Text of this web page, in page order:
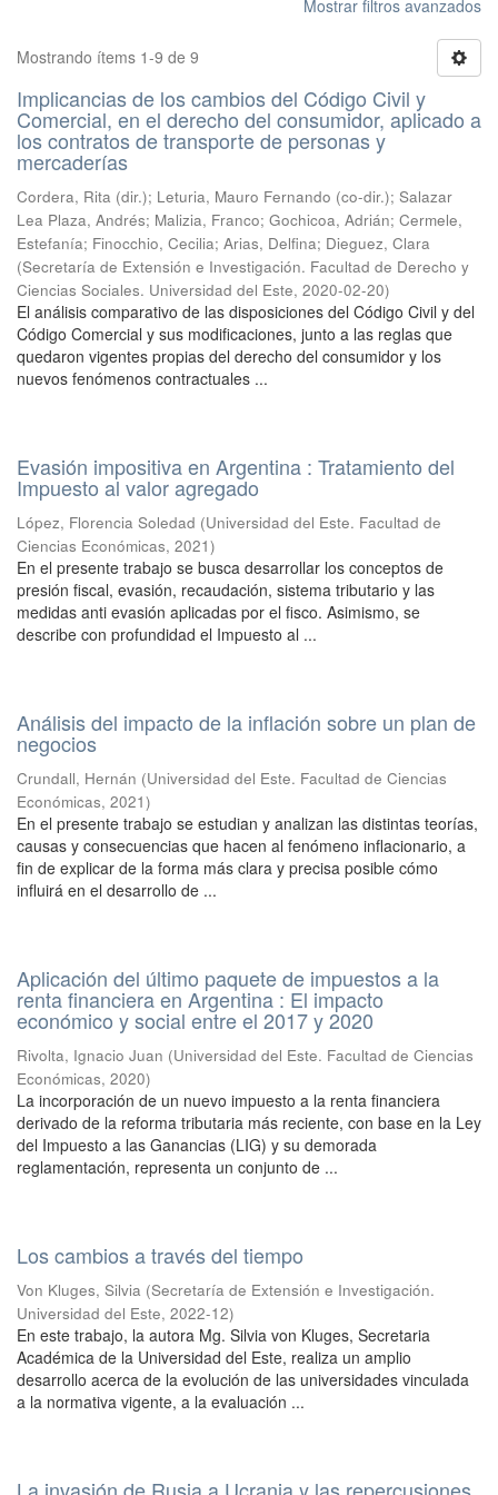
Mostrar filtros avanzados
Mostrando ítems 1-9 de 9
Implicancias de los cambios del Código Civil y
Comercial, en el derecho del consumidor, aplicado a
los contratos de transporte de personas y
mercaderías
Cordera, Rita (dir.); Leturia, Mauro Fernando (co-dir.); Salazar
Lea Plaza, Andrés; Malizia, Franco; Gochicoa, Adrián; Cermele,
Estefanía; Finocchio, Cecilia; Arias, Delfina; Dieguez, Clara
(Secretaría de Extensión e Investigación. Facultad de Derecho y
Ciencias Sociales. Universidad del Este, 2020-02-20)
El análisis comparativo de las disposiciones del Código Civil y del
Código Comercial y sus modificaciones, junto a las reglas que
quedaron vigentes propias del derecho del consumidor y los
nuevos fenómenos contractuales ...
Evasión impositiva en Argentina : Tratamiento del
Impuesto al valor agregado
López, Florencia Soledad (Universidad del Este. Facultad de
Ciencias Económicas, 2021)
En el presente trabajo se busca desarrollar los conceptos de
presión fiscal, evasión, recaudación, sistema tributario y las
medidas anti evasión aplicadas por el fisco. Asimismo, se
describe con profundidad el Impuesto al ...
Análisis del impacto de la inflación sobre un plan de
negocios
Crundall, Hernán (Universidad del Este. Facultad de Ciencias
Económicas, 2021)
En el presente trabajo se estudian y analizan las distintas teorías,
causas y consecuencias que hacen al fenómeno inflacionario, a
fin de explicar de la forma más clara y precisa posible cómo
influirá en el desarrollo de ...
Aplicación del último paquete de impuestos a la
renta financiera en Argentina : El impacto
económico y social entre el 2017 y 2020
Rivolta, Ignacio Juan (Universidad del Este. Facultad de Ciencias
Económicas, 2020)
La incorporación de un nuevo impuesto a la renta financiera
derivado de la reforma tributaria más reciente, con base en la Ley
del Impuesto a las Ganancias (LIG) y su demorada
reglamentación, representa un conjunto de ...
Los cambios a través del tiempo
Von Kluges, Silvia (Secretaría de Extensión e Investigación.
Universidad del Este, 2022-12)
En este trabajo, la autora Mg. Silvia von Kluges, Secretaria
Académica de la Universidad del Este, realiza un amplio
desarrollo acerca de la evolución de las universidades vinculada
a la normativa vigente, a la evaluación ...